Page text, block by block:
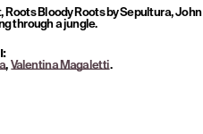
Bloody Roots by Sepultura, John
through a jungle.
Valentina Magaletti